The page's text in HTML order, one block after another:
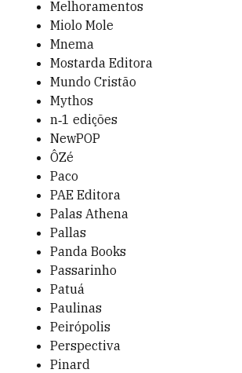
Melhoramentos
Miolo Mole
Mnema
Mostarda Editora
Mundo Cristão
Mythos
n‑1 edições
NewPOP
ÔZé
Paco
PAE Editora
Palas Athena
Pallas
Panda Books
Passarinho
Patuá
Paulinas
Peirópolis
Perspectiva
Pinard